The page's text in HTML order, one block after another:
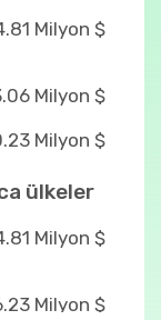
Milyon $
Milyon $
Milyon $
ülkeler
Milyon $
Milyon $